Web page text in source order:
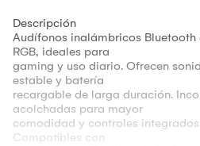
Descripción
Audífonos inalámbricos Bluetooth
RGB, ideales para
gaming y uso diario. Ofrecen
estable y batería
recargable de larga duración.
acolchadas para mayor
comodidad y controles
Compatibles con